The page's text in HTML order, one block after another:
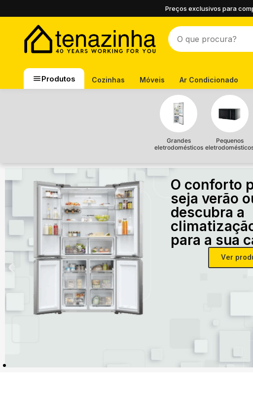
Preços exclusivos para
Produtos Cozinhas Móveis Ar Condicionado
Grandes
eletrodomésticos
Pequenos
O conforto
seja verão
descubra a
para a sua
Ver